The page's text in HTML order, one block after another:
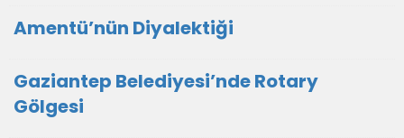
Amentü’nün Diyalektiği
Gaziantep Belediyesi’nde Rotary
Gölgesi